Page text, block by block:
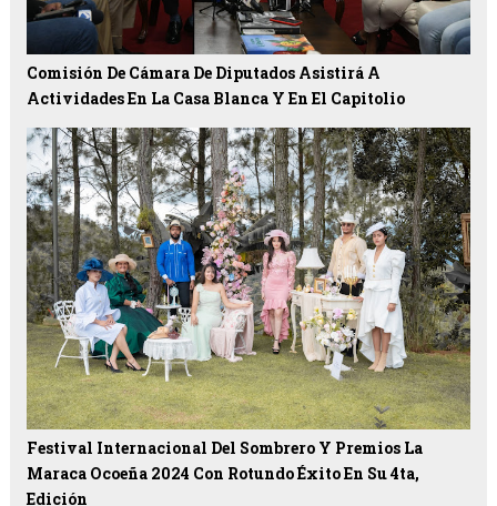
Comisión De Cámara De Diputados Asistirá A
Actividades En La Casa Blanca Y En El Capitolio
Festival Internacional Del Sombrero Y Premios La
Maraca Ocoeña 2024 Con Rotundo Éxito En Su 4ta,
Edición